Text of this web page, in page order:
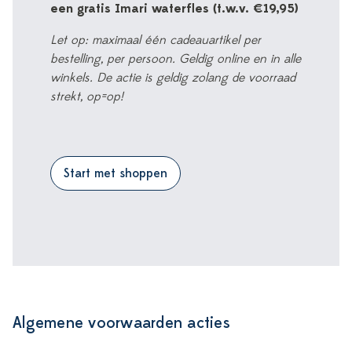
een gratis Imari waterfles (t.w.v. €19,95)
Let op: maximaal één cadeauartikel per
bestelling, per persoon. Geldig online en in alle
winkels. De actie is geldig zolang de voorraad
strekt, op=op!
Start met shoppen
Algemene voorwaarden acties